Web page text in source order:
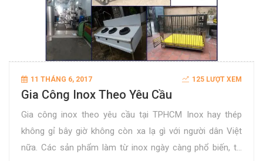
11 THÁNG 6, 2017 125 LƯỢT XEM
Gia Công Inox Theo Yêu Cầu
Gia công inox theo yêu cầu tại TPHCM Inox hay thép
không gỉ bây giờ không còn xa lạ gì với người dân Việt
nữa. Các sản phẩm làm từ inox ngày càng phổ biến, từ